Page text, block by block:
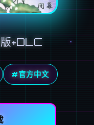
+DLC
#官方中文